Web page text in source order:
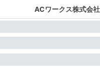
ACワークス株式会